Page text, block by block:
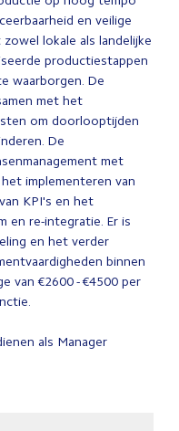
en veilige
lokale als landelijke
productiestappen
waarborgen. De
met het
om doorlooptijden
De
met
implementeren van
KPI's en het
en re-integratie. Er is
en het verder
binnen
van €2600 - €4500 per
als Manager